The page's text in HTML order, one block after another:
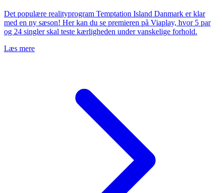
Det populære realityprogram Temptation Island Danmark er klar
med en ny sæson! Her kan du se premieren på Viaplay, hvor 5 par
og 24 singler skal teste kærligheden under vanskelige forhold.
Læs mere